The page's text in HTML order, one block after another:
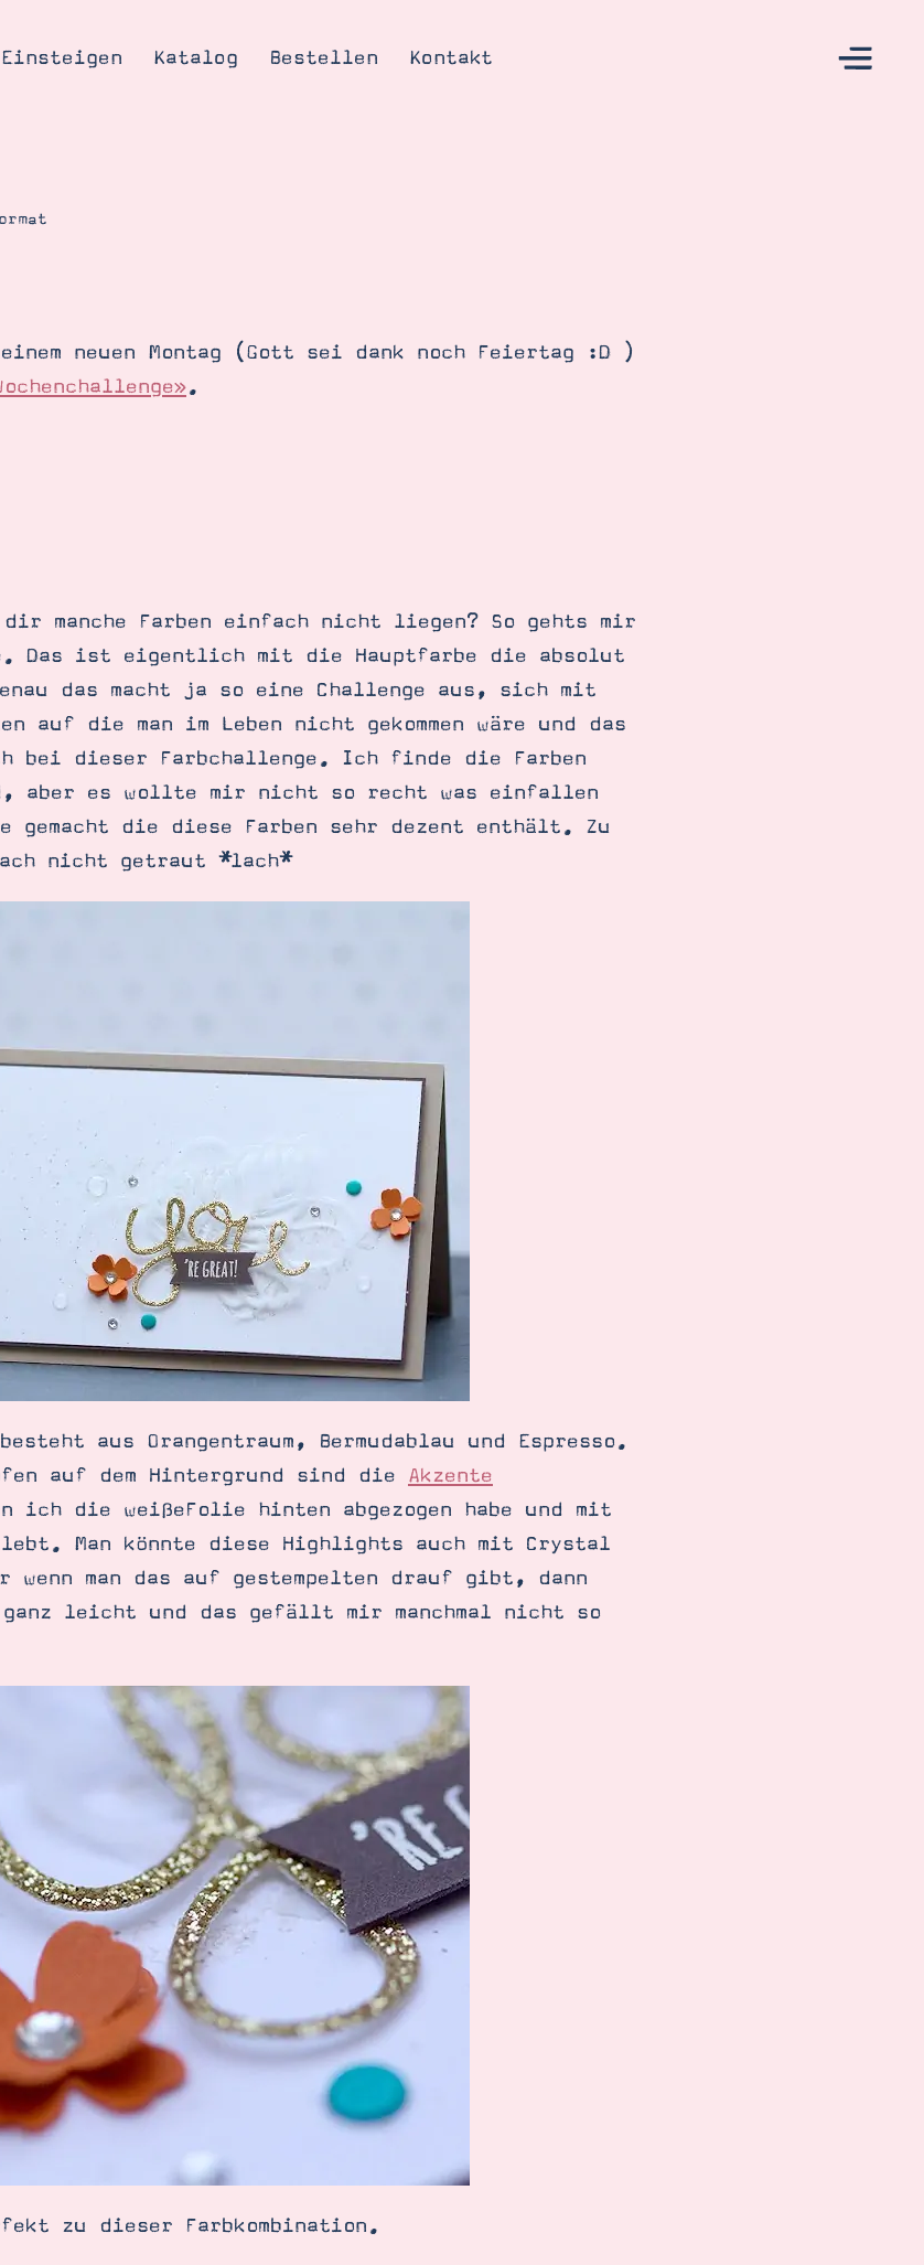
Einsteigen Katalog Bestellen Kontakt
Up!
SUCHE
neuen Montag (Gott sei dank noch Feiertag :D )
.
manche Farben einfach nicht liegen? So gehts mir
Das ist eigentlich mit die Hauptfarbe die absolut
das macht ja so eine Challenge aus, sich mit
auf die man im Leben nicht gekommen wäre und das
bei dieser Farbchallenge. Ich finde die Farben
aber es wollte mir nicht so recht was einfallen
gemacht die diese Farben sehr dezent enthält. Zu
nicht getraut *lach*
aus Orangentraum, Bermudablau und Espresso.
auf dem Hintergrund sind die Akzente
ich die weißeFolie hinten abgezogen habe und mit
Man könnte diese Highlights auch mit Crystal
wenn man das auf gestempelten drauf gibt, dann
ganz leicht und das gefällt mir manchmal nicht so
zu dieser Farbkombination.